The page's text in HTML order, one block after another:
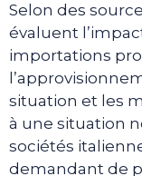
Selon des
évaluent
importations
situation et les
à une situation
sociétés
demandant de